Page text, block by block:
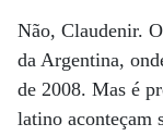
Não, Claudenir.
da Argentina,
de 2008. Mas é
latino aconteçam